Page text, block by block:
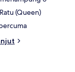
(Queen)